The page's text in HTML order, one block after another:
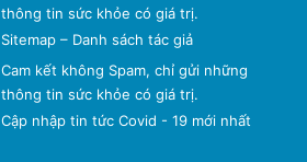
thông tin sức khỏe có giá trị.
Sitemap – Danh sách tác giả
Cam kết không Spam, chỉ gửi những
thông tin sức khỏe có giá trị.
Cập nhập tin tức Covid - 19 mới nhất